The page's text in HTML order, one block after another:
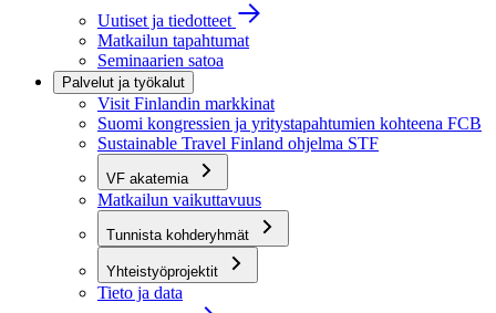
Uutiset ja tiedotteet
Matkailun tapahtumat
Seminaarien satoa
Palvelut ja työkalut
Visit Finlandin markkinat
Suomi kongressien ja yritystapahtumien kohteena FCB
Sustainable Travel Finland ohjelma STF
VF akatemia
Matkailun vaikuttavuus
Tunnista kohderyhmät
Yhteistyöprojektit
Tieto ja data